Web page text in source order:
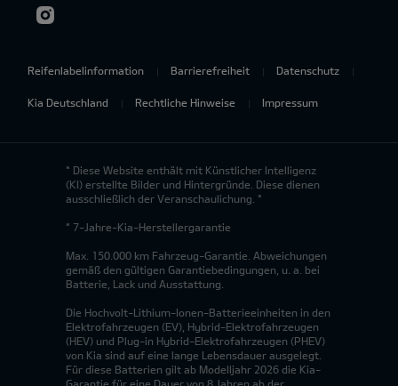
Reifenlabelinformation Barrierefreiheit Datenschutz
Kia Deutschland Rechtliche Hinweise Impressum
* Diese Website enthält mit Künstlicher Intelligenz
(KI) erstellte Bilder und Hintergründe. Diese dienen
ausschließlich der Veranschaulichung. *
* 7-Jahre-Kia-Herstellergarantie
Max. 150.000 km Fahrzeug-Garantie. Abweichungen
gemäß den gültigen Garantiebedingungen, u. a. bei
Batterie, Lack und Ausstattung.
Die Hochvolt-Lithium-Ionen-Batterieeinheiten in den
Elektrofahrzeugen (EV), Hybrid-Elektrofahrzeugen
(HEV) und Plug-in Hybrid-Elektrofahrzeugen (PHEV)
von Kia sind auf eine lange Lebensdauer ausgelegt.
Für diese Batterien gilt ab Modelljahr 2026 die Kia-
Garantie für eine Dauer von 8 Jahren ab der